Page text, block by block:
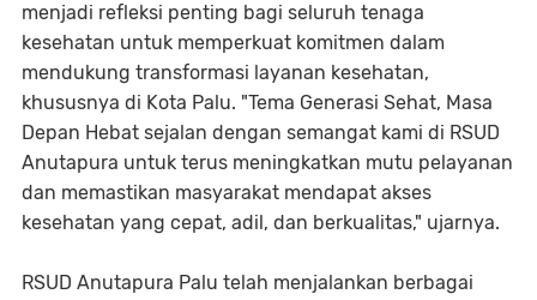
menjadi refleksi penting bagi seluruh tenaga
kesehatan untuk memperkuat komitmen dalam
mendukung transformasi layanan kesehatan,
khususnya di Kota Palu. "Tema Generasi Sehat, Masa
Depan Hebat sejalan dengan semangat kami di RSUD
Anutapura untuk terus meningkatkan mutu pelayanan
dan memastikan masyarakat mendapat akses
kesehatan yang cepat, adil, dan berkualitas," ujarnya.
RSUD Anutapura Palu telah menjalankan berbagai